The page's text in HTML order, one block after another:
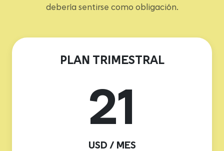
debería sentirse como obligación.
PLAN TRIMESTRAL
21
USD / MES